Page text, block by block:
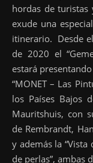
hordas de turistas
exude una
itinerario. Desde
de 2020 el
estará
“MONET – Las
los Países Bajos
Mauritshuis, con
de Rembrandt,
y además la
de perlas”, ambas